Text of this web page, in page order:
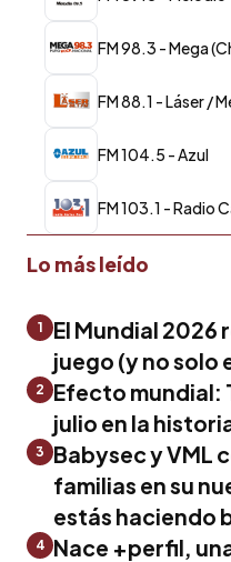
FM 98.3 - Mega
FM 88.1 - Láser /
FM 104.5 - Azul
FM 103.1 - Radio
Lo más leído
1
El Mundial 2026
juego (y no solo
2
Efecto mundial:
julio en la
3
Babysec y VML
familias en su
estás haciendo
4 Nace +perfil,